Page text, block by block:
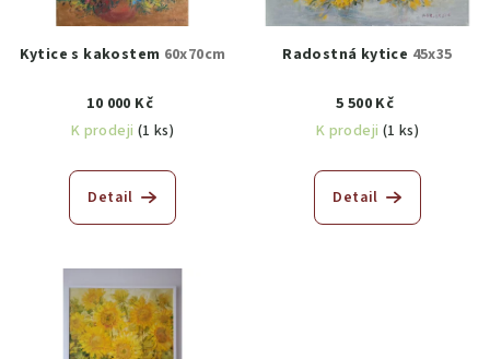
Kytice s kakostem 60x70cm
10 000 Kč
K prodeji (1 ks)
Detail
Radostná kytice 45x35
5 500 Kč
K prodeji (1 ks)
Detail